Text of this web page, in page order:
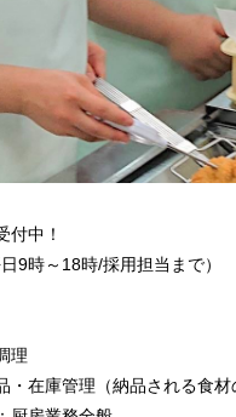
付中！
9時～18時/採用担当まで）
理
在庫管理（納品される食材